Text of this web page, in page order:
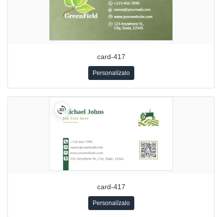
card-417
Personalízalo
card-417
Personalízalo